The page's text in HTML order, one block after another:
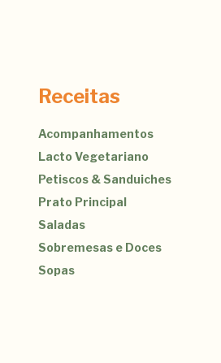
Receitas
Acompanhamentos
Lacto Vegetariano
Petiscos & Sanduiches
Prato Principal
Saladas
Sobremesas e Doces
Sopas